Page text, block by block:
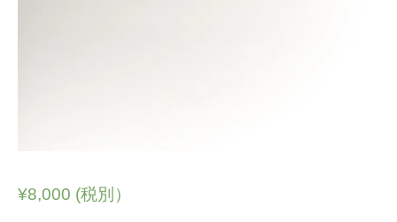
¥8,000 (税別）